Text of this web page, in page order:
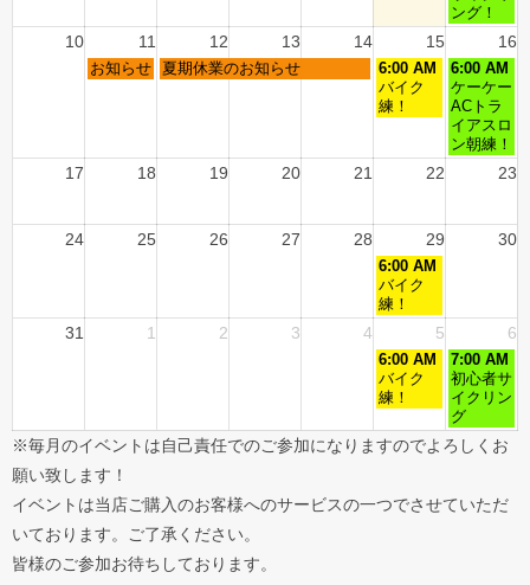
ング！
10 11 12 13 14 15 16
お知らせ 夏期休業のお知らせ
6:00 AM
バイク
練！
6:00 AM
ケーケー
ACトラ
イアスロ
ン朝練！
17 18 19 20 21 22 23
24 25 26 27 28 29 30
6:00 AM
バイク
練！
31 1 2 3 4 5 6
6:00 AM
バイク
練！
7:00 AM
初心者サ
イクリン
グ
※毎月のイベントは自己責任でのご参加になりますのでよろしくお
願い致します！
イベントは当店ご購入のお客様へのサービスの一つでさせていただ
いております。ご了承ください。
皆様のご参加お待ちしております。